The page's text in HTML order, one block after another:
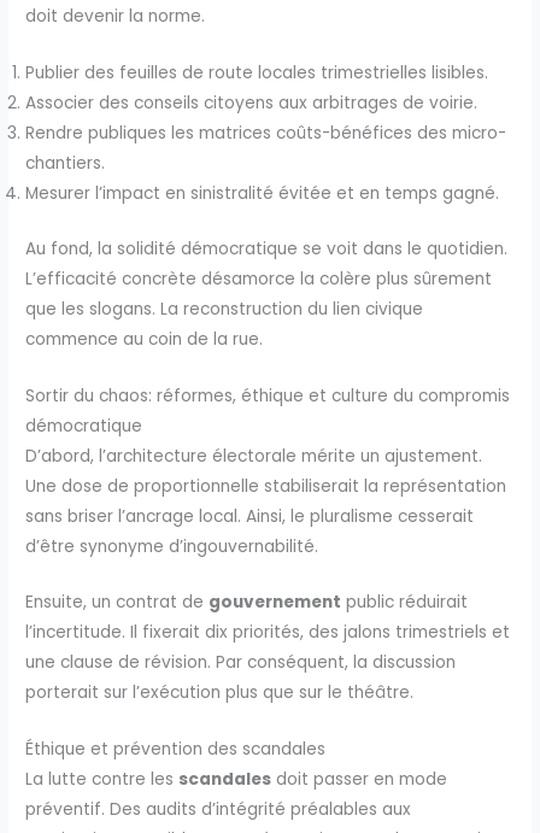
doit devenir la norme.
Publier des feuilles de route locales trimestrielles lisibles.
Associer des conseils citoyens aux arbitrages de voirie.
Rendre publiques les matrices coûts-bénéfices des micro-
chantiers.
Mesurer l’impact en sinistralité évitée et en temps gagné.
Au fond, la solidité démocratique se voit dans le quotidien.
L’efficacité concrète désamorce la colère plus sûrement
que les slogans. La reconstruction du lien civique
commence au coin de la rue.
Sortir du chaos: réformes, éthique et culture du compromis
démocratique
D’abord, l’architecture électorale mérite un ajustement.
Une dose de proportionnelle stabiliserait la représentation
sans briser l’ancrage local. Ainsi, le pluralisme cesserait
d’être synonyme d’ingouvernabilité.
Ensuite, un contrat de gouvernement public réduirait
l’incertitude. Il fixerait dix priorités, des jalons trimestriels et
une clause de révision. Par conséquent, la discussion
porterait sur l’exécution plus que sur le théâtre.
Éthique et prévention des scandales
La lutte contre les scandales doit passer en mode
préventif. Des audits d’intégrité préalables aux